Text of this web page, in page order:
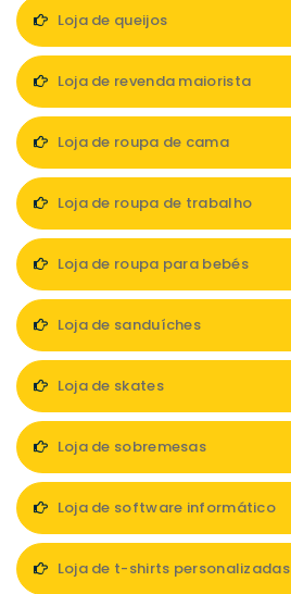
Loja de queijos
Loja de revenda maiorista
Loja de roupa de cama
Loja de roupa de trabalho
Loja de roupa para bebés
Loja de sanduíches
Loja de skates
Loja de sobremesas
Loja de software informático
Loja de t-shirts personalizadas